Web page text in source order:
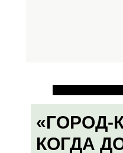
«ГОРОД-
КОГДА